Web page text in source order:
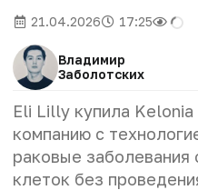
21.04.2026 17:25
Владимир
Заболотских
Eli Lilly купила
компанию с
раковые заболевания
клеток без